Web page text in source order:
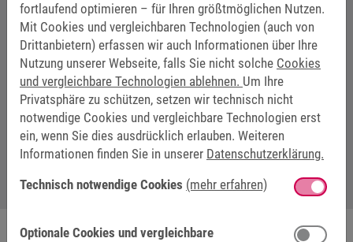
BLEIBEN SIE UP-TO-DATE
Aktuelle Themen im kostenlosen Newsletter von KEB
Automation
Melden Sie sich hier an
fortlaufend optimieren – für Ihren größtmöglichen Nutzen.
Mit Cookies und vergleichbaren Technologien (auch von
Drittanbietern) erfassen wir auch Informationen über Ihre
Nutzung unserer Webseite, falls Sie nicht solche Cookies
und vergleichbare Technologien ablehnen. Um Ihre
Privatsphäre zu schützen, setzen wir technisch nicht
notwendige Cookies und vergleichbare Technologien erst
ein, wenn Sie dies ausdrücklich erlauben. Weiteren
Informationen finden Sie in unserer Datenschutzerklärung.
Technisch notwendige Cookies (mehr erfahren)
Optionale Cookies und vergleichbare